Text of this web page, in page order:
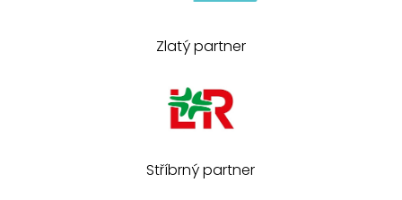
Zlatý partner
Stříbrný partner